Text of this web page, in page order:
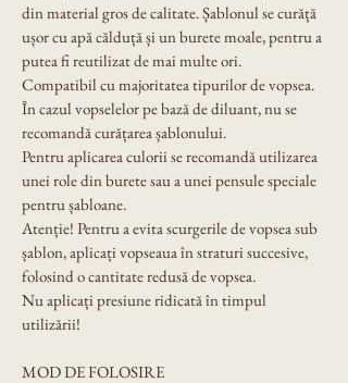
din material gros de calitate. Șablonul se curăță
ușor cu apă călduță și un burete moale, pentru a
putea fi reutilizat de mai multe ori.
Compatibil cu majoritatea tipurilor de vopsea.
În cazul vopselelor pe bază de diluant, nu se
recomandă curățarea șablonului.
Pentru aplicarea culorii se recomandă utilizarea
unei role din burete sau a unei pensule speciale
pentru șabloane.
Atenție! Pentru a evita scurgerile de vopsea sub
șablon, aplicați vopseaua în straturi succesive,
folosind o cantitate redusă de vopsea.
Nu aplicați presiune ridicată în timpul
utilizării!
MOD DE FOLOSIRE